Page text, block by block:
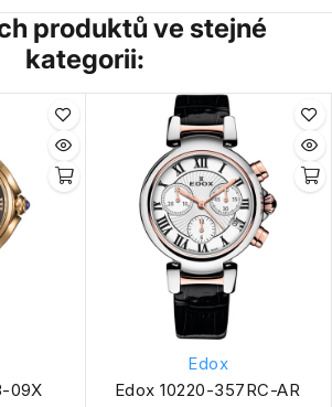
produktů ve stejné
kategorii:
09X
Edox
Edox 10220-357RC-AR